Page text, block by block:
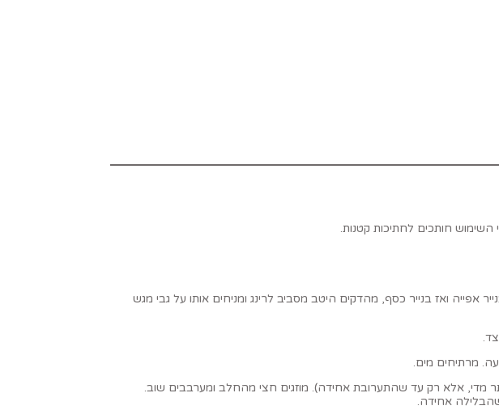
חותכים לחתיכות קטנות.
ואז בנייר כסף, מהדקים היטב מסביב לרינג ומניחים אותו על גבי מגש
אלא רק עד שהתערובת אחידה). מוזגים חצי מהחלב ומערבבים שוב.
אחידה.